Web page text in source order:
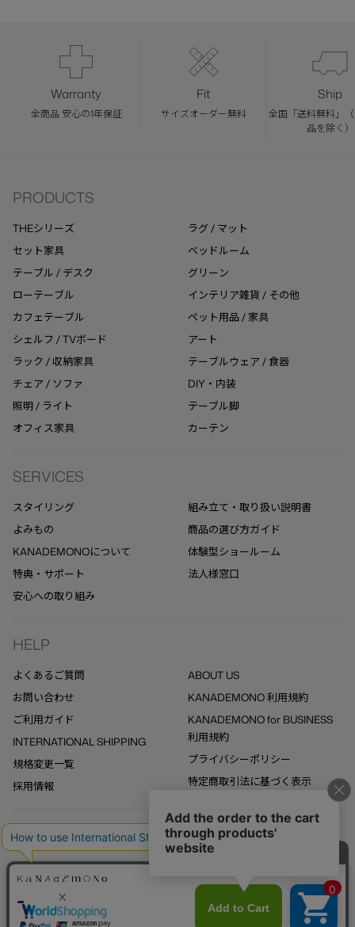
Warranty
全商品 安心の1年保証
Fit
サイズオーダー無料
Ship
全国「送料無料」
品を除く）
PRODUCTS
THEシリーズ
セット家具
テーブル / デスク
ローテーブル
カフェテーブル
シェルフ / TVボード
ラック / 収納家具
チェア / ソファ
照明 / ライト
オフィス家具
ラグ / マット
ベッドルーム
グリーン
インテリア雑貨 / その他
ペット用品 / 家具
アート
テーブルウェア / 食器
DIY・内装
テーブル脚
カーテン
SERVICES
スタイリング
よみもの
KANADEMONOについて
特典・サポート
安心への取り組み
組み立て・取り扱い説明書
商品の選び方ガイド
体験型ショールーム
法人様窓口
HELP
よくあるご質問
お問い合わせ
ご利用ガイド
INTERNATIONAL SHIPPING
規格変更一覧
採用情報
ABOUT US
KANADEMONO 利用規約
KANADEMONO for BUSINESS
利用規約
プライバシーポリシー
特定商取引法に基づく表示
からも受け付けています